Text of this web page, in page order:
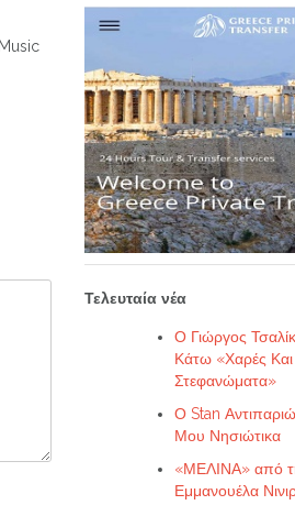
Τελευταία νέα
Ο Γιώργος
Κάτω «Χαρές Και
Στεφανώματα»
Ο Stan
Μου Νησιώτικα
«ΜΕΛΙΝΑ» από
Εμμανουέλα